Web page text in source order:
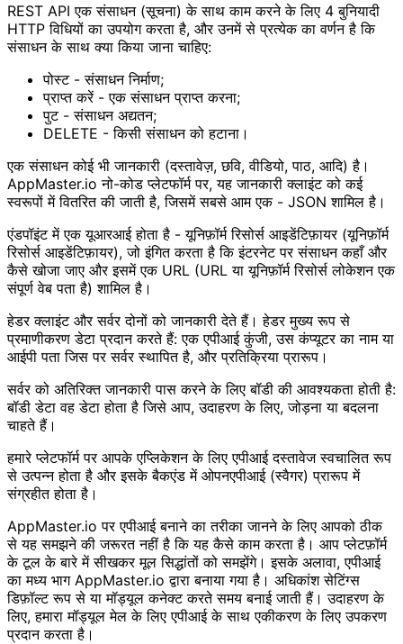
REST API एक संसाधन (सूचना) के साथ काम करने के लिए 4 बुनियादी
HTTP विधियों का उपयोग करता है, और उनमें से प्रत्येक का वर्णन है कि
संसाधन के साथ क्या किया जाना चाहिए:
पोस्ट - संसाधन निर्माण;
प्राप्त करें - एक संसाधन प्राप्त करना;
पुट - संसाधन अद्यतन;
DELETE - किसी संसाधन को हटाना।
एक संसाधन कोई भी जानकारी (दस्तावेज़, छवि, वीडियो, पाठ, आदि) है।
AppMaster.io नो-कोड प्लेटफॉर्म पर, यह जानकारी क्लाइंट को कई
स्वरूपों में वितरित की जाती है, जिसमें सबसे आम एक - JSON शामिल है।
एंडपॉइंट में एक यूआरआई होता है - यूनिफ़ॉर्म रिसोर्स आइडेंटिफ़ायर (यूनिफ़ॉर्म
रिसोर्स आइडेंटिफ़ायर), जो इंगित करता है कि इंटरनेट पर संसाधन कहाँ और
कैसे खोजा जाए और इसमें एक URL (URL या यूनिफ़ॉर्म रिसोर्स लोकेशन एक
संपूर्ण वेब पता है) शामिल है।
हेडर क्लाइंट और सर्वर दोनों को जानकारी देते हैं। हेडर मुख्य रूप से
प्रमाणीकरण डेटा प्रदान करते हैं: एक एपीआई कुंजी, उस कंप्यूटर का नाम या
आईपी पता जिस पर सर्वर स्थापित है, और प्रतिक्रिया प्रारूप।
सर्वर को अतिरिक्त जानकारी पास करने के लिए बॉडी की आवश्यकता होती है:
बॉडी डेटा वह डेटा होता है जिसे आप, उदाहरण के लिए, जोड़ना या बदलना
चाहते हैं।
हमारे प्लेटफॉर्म पर आपके एप्लिकेशन के लिए एपीआई दस्तावेज स्वचालित रूप
से उत्पन्न होता है और इसके बैकएंड में ओपनएपीआई (स्वैगर) प्रारूप में
संग्रहीत होता है।
AppMaster.io पर एपीआई बनाने का तरीका जानने के लिए आपको ठीक
से यह समझने की जरूरत नहीं है कि यह कैसे काम करता है। आप प्लेटफ़ॉर्म
के टूल के बारे में सीखकर मूल सिद्धांतों को समझेंगे। इसके अलावा, एपीआई
का मध्य भाग AppMaster.io द्वारा बनाया गया है। अधिकांश सेटिंग्स
डिफ़ॉल्ट रूप से या मॉड्यूल कनेक्ट करते समय बनाई जाती हैं। उदाहरण के
लिए, हमारा मॉड्यूल मेल के लिए एपीआई के साथ एकीकरण के लिए उपकरण
प्रदान करता है।